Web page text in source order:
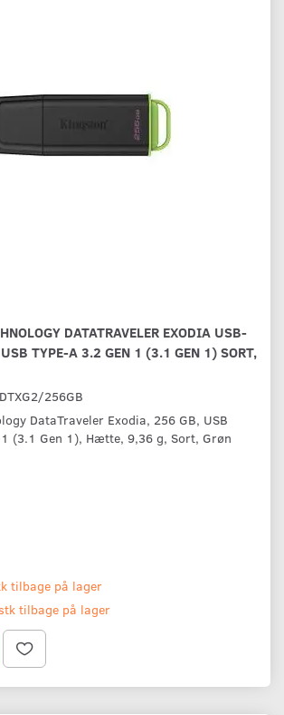
DATATRAVELER EXODIA USB-
TYPE-A 3.2 GEN 1 (3.1 GEN 1) SORT,
DTXG2/256GB
DataTraveler Exodia, 256 GB, USB
(3.1 Gen 1), Hætte, 9,36 g, Sort, Grøn
tilbage på lager
tilbage på lager